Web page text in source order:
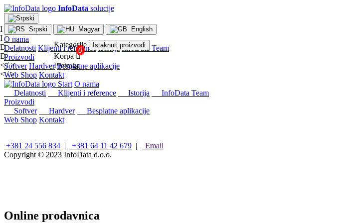
InfoData solucije
Srpski Magyar English
O nama
Delatnosti Klijenti i reference Istorija InfoData Team
Proizvodi
Softver Hardver Besplatne aplikacije
Web Shop Kontakt
Start O nama
Delatnosti
Klijenti i reference Istorija
InfoData Team
Proizvodi
Softver
Hardver
Besplatne aplikacije
Web Shop Kontakt
I
I
D
D
< / >
< / >
Kategorije Istaknuti proizvodi
Korpa 
Pretraga
×
Konfiguracije
Intel
stoni
računari
stoni
računari
Microsoft
tableti
Online prodavnica
+381 24 556 834 | +381 64 11 42 679 |
Email
Copyright © 2023 InfoData d.o.o.